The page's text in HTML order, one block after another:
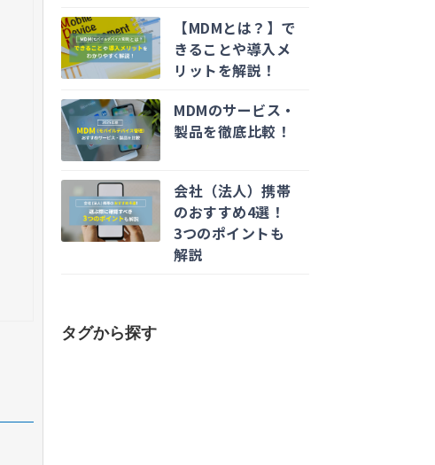
【MDMとは？】で
きることや導入メ
リットを解説！
MDMのサービス・
製品を徹底比較！
会社（法人）携帯
のおすすめ4選！
3つのポイントも
解説
タグから探す